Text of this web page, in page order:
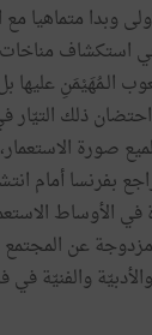
وبدا متماهيا مع
استكشاف
عليها بل
احتضان ذلك
صورة
بفرنسا أمام
في الأوساط
مزدوجة عن
والفنيّة